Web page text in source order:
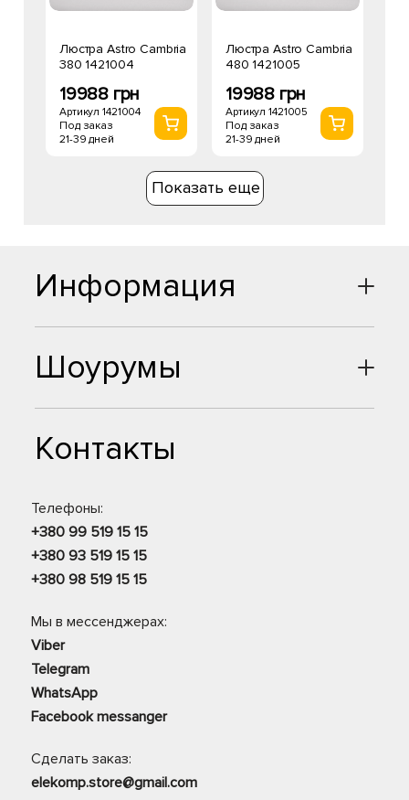
Люстра Astro Cambria
380 1421004
19988 грн
Артикул 1421004
Под заказ
21-39 дней
Люстра Astro Cambria
480 1421005
19988 грн
Артикул 1421005
Под заказ
21-39 дней
Показать еще
Шоурумы
Контакты
Телефоны:
+380 99 519 15 15
+380 93 519 15 15
+380 98 519 15 15
Мы в мессенджерах:
Viber
Telegram
WhatsApp
Facebook messanger
Сделать заказ:
elekomp.store@gmail.com
Информация